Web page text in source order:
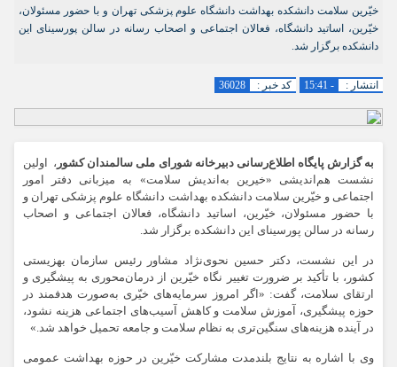
خیّرین سلامت دانشکده بهداشت دانشگاه علوم پزشکی تهران و با حضور مسئولان،
خیّرین، اساتید دانشگاه، فعالان اجتماعی و اصحاب رسانه در سالن پورسینای این
دانشکده برگزار شد.
انتشار : - 15:41 کد خبر : 36028
به گزارش پایگاه اطلاع‌رسانی دبیرخانه شورای ملی سالمندان کشور ، اولین
نشست هم‌اندیشی «خیرین به‌اندیش سلامت» به میزبانی دفتر امور
اجتماعی و خیّرین سلامت دانشکده بهداشت دانشگاه علوم پزشکی تهران و
با حضور مسئولان، خیّرین، اساتید دانشگاه، فعالان اجتماعی و اصحاب
رسانه در سالن پورسینای این دانشکده برگزار شد.
در این نشست، دکتر حسین نحوی‌نژاد مشاور رئیس سازمان بهزیستی
کشور، با تأکید بر ضرورت تغییر نگاه خیّرین از درمان‌محوری به پیشگیری و
ارتقای سلامت، گفت: «اگر امروز سرمایه‌های خیّری به‌صورت هدفمند در
حوزه پیشگیری، آموزش سلامت و کاهش آسیب‌های اجتماعی هزینه نشود،
در آینده هزینه‌های سنگین‌تری به نظام سلامت و جامعه تحمیل خواهد شد.»
وی با اشاره به نتایج بلندمدت مشارکت خیّرین در حوزه بهداشت عمومی